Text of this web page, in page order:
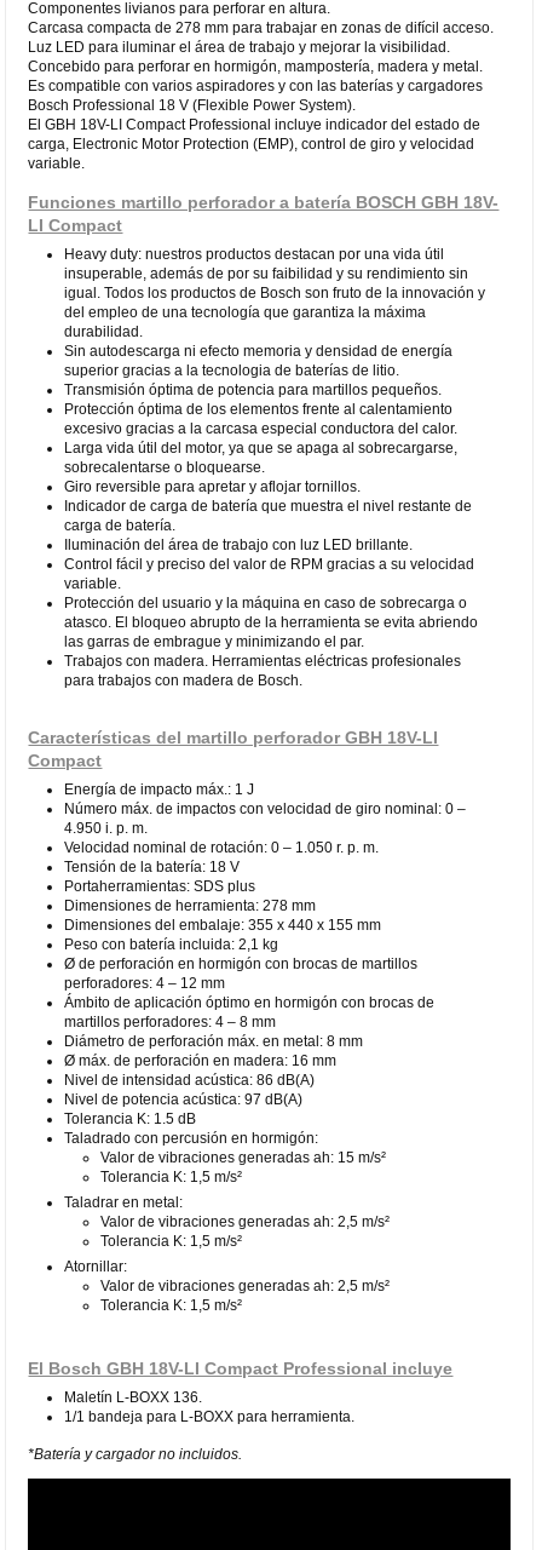
Componentes livianos para perforar en altura.
Carcasa compacta de 278 mm para trabajar en zonas de difícil acceso.
Luz LED para iluminar el área de trabajo y mejorar la visibilidad.
Concebido para perforar en hormigón, mampostería, madera y metal.
Es compatible con varios aspiradores y con las baterías y cargadores
Bosch Professional 18 V (Flexible Power System).
El GBH 18V-LI Compact Professional incluye indicador del estado de
carga, Electronic Motor Protection (EMP), control de giro y velocidad
variable.
Funciones martillo perforador a batería BOSCH GBH 18V-
LI Compact
Heavy duty: nuestros productos destacan por una vida útil
insuperable, además de por su faibilidad y su rendimiento sin
igual. Todos los productos de Bosch son fruto de la innovación y
del empleo de una tecnología que garantiza la máxima
durabilidad.
Sin autodescarga ni efecto memoria y densidad de energía
superior gracias a la tecnologia de baterías de litio.
Transmisión óptima de potencia para martillos pequeños.
Protección óptima de los elementos frente al calentamiento
excesivo gracias a la carcasa especial conductora del calor.
Larga vida útil del motor, ya que se apaga al sobrecargarse,
sobrecalentarse o bloquearse.
Giro reversible para apretar y aflojar tornillos.
Indicador de carga de batería que muestra el nivel restante de
carga de batería.
Iluminación del área de trabajo con luz LED brillante.
Control fácil y preciso del valor de RPM gracias a su velocidad
variable.
Protección del usuario y la máquina en caso de sobrecarga o
atasco. El bloqueo abrupto de la herramienta se evita abriendo
las garras de embrague y minimizando el par.
Trabajos con madera. Herramientas eléctricas profesionales
para trabajos con madera de Bosch.
Características del martillo perforador GBH 18V-LI
Compact
Energía de impacto máx.: 1 J
Número máx. de impactos con velocidad de giro nominal: 0 –
4.950 i. p. m.
Velocidad nominal de rotación: 0 – 1.050 r. p. m.
Tensión de la batería: 18 V
Portaherramientas: SDS plus
Dimensiones de herramienta: 278 mm
Dimensiones del embalaje: 355 x 440 x 155 mm
Peso con batería incluida: 2,1 kg
Ø de perforación en hormigón con brocas de martillos
perforadores: 4 – 12 mm
Ámbito de aplicación óptimo en hormigón con brocas de
martillos perforadores: 4 – 8 mm
Diámetro de perforación máx. en metal: 8 mm
Ø máx. de perforación en madera: 16 mm
Nivel de intensidad acústica: 86 dB(A)
Nivel de potencia acústica: 97 dB(A)
Tolerancia K: 1.5 dB
Taladrado con percusión en hormigón:
Valor de vibraciones generadas ah: 15 m/s²
Tolerancia K: 1,5 m/s²
Taladrar en metal:
Valor de vibraciones generadas ah: 2,5 m/s²
Tolerancia K: 1,5 m/s²
Atornillar:
Valor de vibraciones generadas ah: 2,5 m/s²
Tolerancia K: 1,5 m/s²
El Bosch GBH 18V-LI Compact Professional incluye
Maletín L-BOXX 136.
1/1 bandeja para L-BOXX para herramienta.
*Batería y cargador no incluidos.